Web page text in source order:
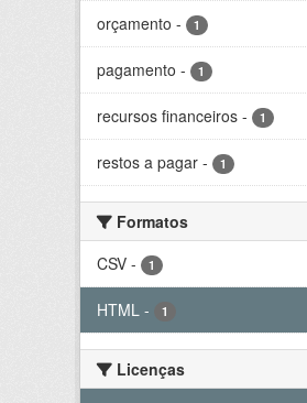
orçamento - 1
pagamento - 1
recursos financeiros - 1
restos a pagar - 1
Formatos
CSV - 1
HTML - 1
Licenças